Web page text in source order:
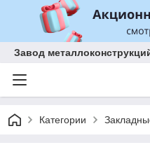
Завод
Категории